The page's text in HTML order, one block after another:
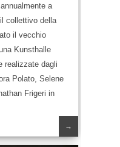
a
collettivo della
il vecchio
Kunsthalle
realizzate dagli
Polato, Selene
Frigeri in
→